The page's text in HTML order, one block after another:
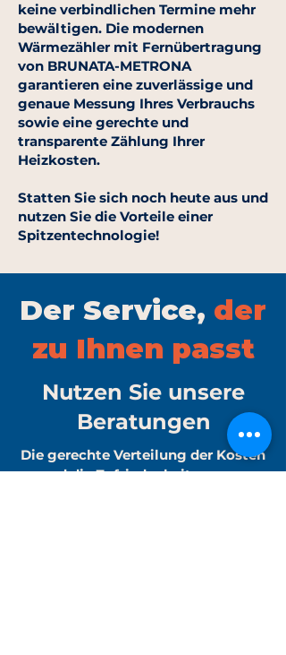
keine verbindlichen Termine mehr
bewältigen. Die modernen
Wärmezähler mit Fernübertragung
von BRUNATA-METRONA
garantieren eine zuverlässige und
genaue Messung Ihres Verbrauchs
sowie eine gerechte und
transparente Zählung Ihrer
Heizkosten.
Statten Sie sich noch heute aus und
nutzen Sie die Vorteile einer
Spitzentechnologie!
Der Service, der
zu Ihnen passt
Nutzen Sie unsere
Beratungen
Die gerechte Verteilung der Kosten
und die Zufriedenheit unserer